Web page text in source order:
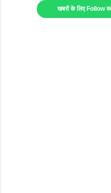
खबरों के लिए Follow